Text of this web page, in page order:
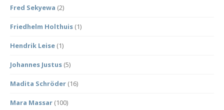
Fred Sekyewa (2)
Friedhelm Holthuis (1)
Hendrik Leise (1)
Johannes Justus (5)
Madita Schröder (16)
Mara Massar (100)